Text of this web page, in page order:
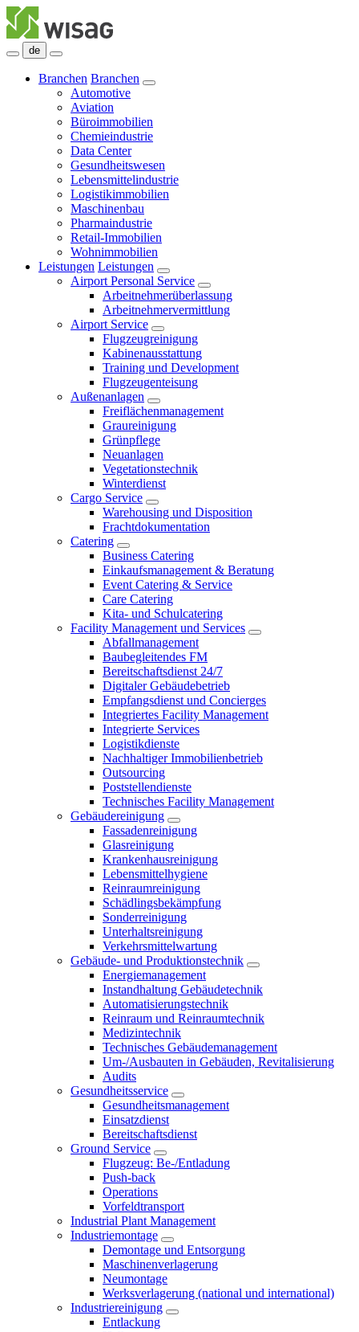
de
Branchen Branchen
Automotive
Aviation
Büroimmobilien
Chemieindustrie
Data Center
Gesundheitswesen
Lebensmittelindustrie
Logistikimmobilien
Maschinenbau
Pharmaindustrie
Retail-Immobilien
Wohnimmobilien
Leistungen Leistungen
Airport Personal Service
Arbeitnehmerüberlassung
Arbeitnehmervermittlung
Airport Service
Flugzeugreinigung
Kabinenausstattung
Training und Development
Flugzeugenteisung
Außenanlagen
Freiflächenmanagement
Graureinigung
Grünpflege
Neuanlagen
Vegetationstechnik
Winterdienst
Cargo Service
Warehousing und Disposition
Frachtdokumentation
Catering
Business Catering
Einkaufsmanagement & Beratung
Event Catering & Service
Care Catering
Kita- und Schulcatering
Facility Management und Services
Abfallmanagement
Baubegleitendes FM
Bereitschaftsdienst 24/7
Digitaler Gebäudebetrieb
Empfangsdienst und Concierges
Integriertes Facility Management
Integrierte Services
Logistikdienste
Nachhaltiger Immobilienbetrieb
Outsourcing
Poststellendienste
Technisches Facility Management
Gebäudereinigung
Fassadenreinigung
Glasreinigung
Krankenhausreinigung
Lebensmittelhygiene
Reinraumreinigung
Schädlingsbekämpfung
Sonderreinigung
Unterhaltsreinigung
Verkehrsmittelwartung
Gebäude- und Produktionstechnik
Energiemanagement
Instandhaltung Gebäudetechnik
Automatisierungstechnik
Reinraum und Reinraumtechnik
Medizintechnik
Technisches Gebäudemanagement
Um-/Ausbauten in Gebäuden, Revitalisierung
Audits
Gesundheitsservice
Gesundheitsmanagement
Einsatzdienst
Bereitschaftsdienst
Ground Service
Flugzeug: Be-/Entladung
Push-back
Operations
Vorfeldtransport
Industrial Plant Management
Industriemontage
Demontage und Entsorgung
Maschinenverlagerung
Neumontage
Werksverlagerung (national und international)
Industriereinigung
Entlackung